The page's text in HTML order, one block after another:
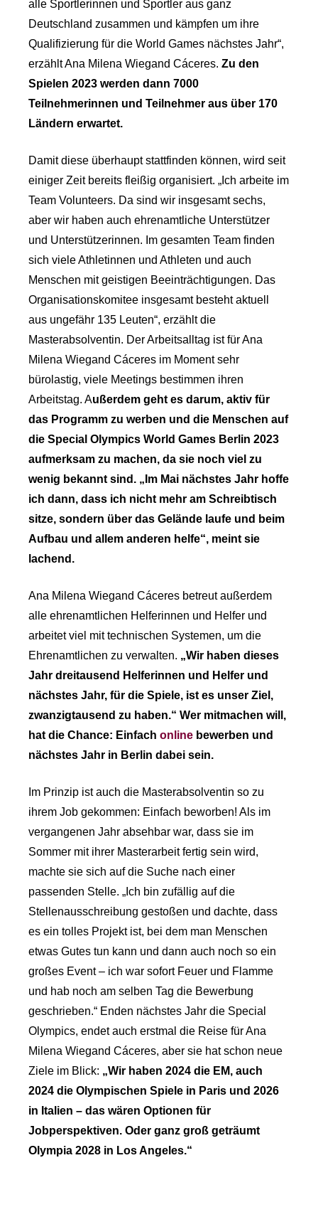
alle Sportlerinnen und Sportler aus ganz
Deutschland zusammen und kämpfen um ihre
Qualifizierung für die World Games nächstes Jahr“,
erzählt Ana Milena Wiegand Cáceres. Zu den
Spielen 2023 werden dann 7000
Teilnehmerinnen und Teilnehmer aus über 170
Ländern erwartet.
Damit diese überhaupt stattfinden können, wird seit
einiger Zeit bereits fleißig organisiert. „Ich arbeite im
Team Volunteers. Da sind wir insgesamt sechs,
aber wir haben auch ehrenamtliche Unterstützer
und Unterstützerinnen. Im gesamten Team finden
sich viele Athletinnen und Athleten und auch
Menschen mit geistigen Beeinträchtigungen. Das
Organisationskomitee insgesamt besteht aktuell
aus ungefähr 135 Leuten“, erzählt die
Masterabsolventin. Der Arbeitsalltag ist für Ana
Milena Wiegand Cáceres im Moment sehr
bürolastig, viele Meetings bestimmen ihren
Arbeitstag. Außerdem geht es darum, aktiv für
das Programm zu werben und die Menschen auf
die Special Olympics World Games Berlin 2023
aufmerksam zu machen, da sie noch viel zu
wenig bekannt sind. „Im Mai nächstes Jahr hoffe
ich dann, dass ich nicht mehr am Schreibtisch
sitze, sondern über das Gelände laufe und beim
Aufbau und allem anderen helfe“, meint sie
lachend.
Ana Milena Wiegand Cáceres betreut außerdem
alle ehrenamtlichen Helferinnen und Helfer und
arbeitet viel mit technischen Systemen, um die
Ehrenamtlichen zu verwalten. „Wir haben dieses
Jahr dreitausend Helferinnen und Helfer und
nächstes Jahr, für die Spiele, ist es unser Ziel,
zwanzigtausend zu haben.“ Wer mitmachen will,
hat die Chance: Einfach online bewerben und
nächstes Jahr in Berlin dabei sein.
Im Prinzip ist auch die Masterabsolventin so zu
ihrem Job gekommen: Einfach beworben! Als im
vergangenen Jahr absehbar war, dass sie im
Sommer mit ihrer Masterarbeit fertig sein wird,
machte sie sich auf die Suche nach einer
passenden Stelle. „Ich bin zufällig auf die
Stellenausschreibung gestoßen und dachte, dass
es ein tolles Projekt ist, bei dem man Menschen
etwas Gutes tun kann und dann auch noch so ein
großes Event – ich war sofort Feuer und Flamme
und hab noch am selben Tag die Bewerbung
geschrieben.“ Enden nächstes Jahr die Special
Olympics, endet auch erstmal die Reise für Ana
Milena Wiegand Cáceres, aber sie hat schon neue
Ziele im Blick: „Wir haben 2024 die EM, auch
2024 die Olympischen Spiele in Paris und 2026
in Italien – das wären Optionen für
Jobperspektiven. Oder ganz groß geträumt
Olympia 2028 in Los Angeles.“